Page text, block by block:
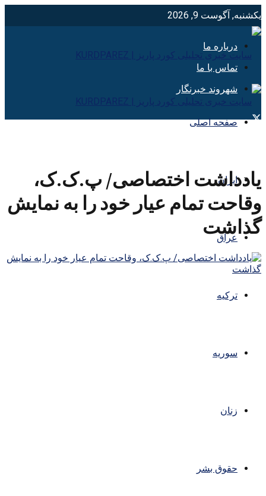
یکشنبه, آگوست 9, 2026
درباره ما
تماس با ما
شهروند خبرنگار
صفحه اصلی
ایران
عراق
ترکیه
سوریه
زنان
حقوق بشر
یادداشت اختصاصی/ پ.ک.ک،
وقاحت تمام عیار خود را به نمایش
گذاشت